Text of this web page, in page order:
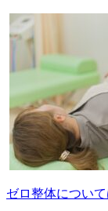
ゼロ整体につい